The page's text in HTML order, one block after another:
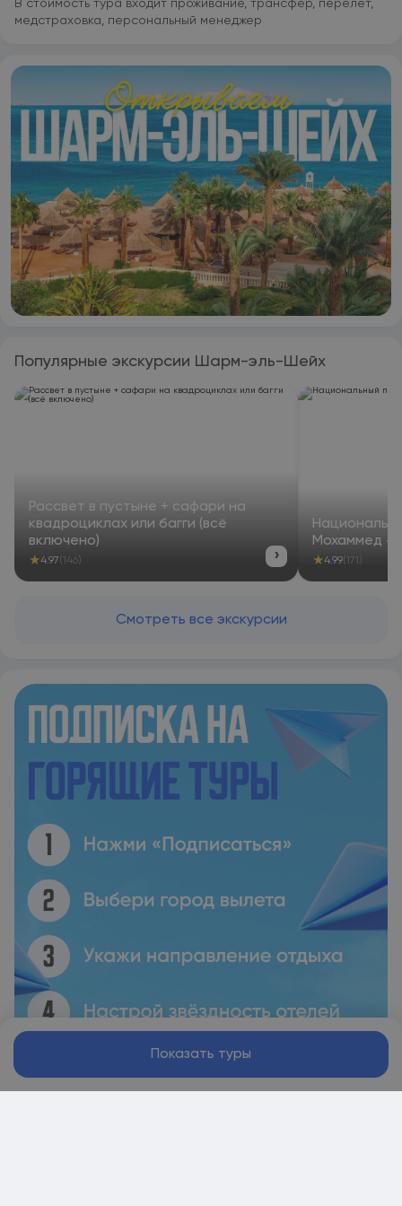
В стоимость тура входит проживание, трансфер, перелет,
медстраховка, персональный менеджер
Популярные экскурсии Шарм-эль-Шейх
Рассвет в пустыне + сафари на
квадроциклах или багги (всё
включено)
★4.97(146) ›
Мохаммед —
★4.99 (171)
Смотреть все экскурсии
Показать туры